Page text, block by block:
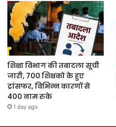
शिक्षा विभाग की तबादला सूची
जारी, 700 शिक्षको के हुए
ट्रांसफर, विभिन्न कारणों से
400 नाम रुके
1 day ago